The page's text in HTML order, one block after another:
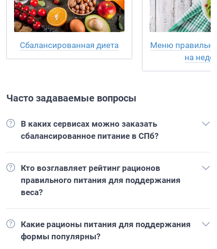
Сбалансированная диета
Меню
на
Часто задаваемые вопросы
В каких сервисах можно заказать
сбалансированное питание в СПб?
Кто возглавляет рейтинг рационов
правильного питания для поддержания
веса?
Какие рационы питания для поддержания
формы популярны?